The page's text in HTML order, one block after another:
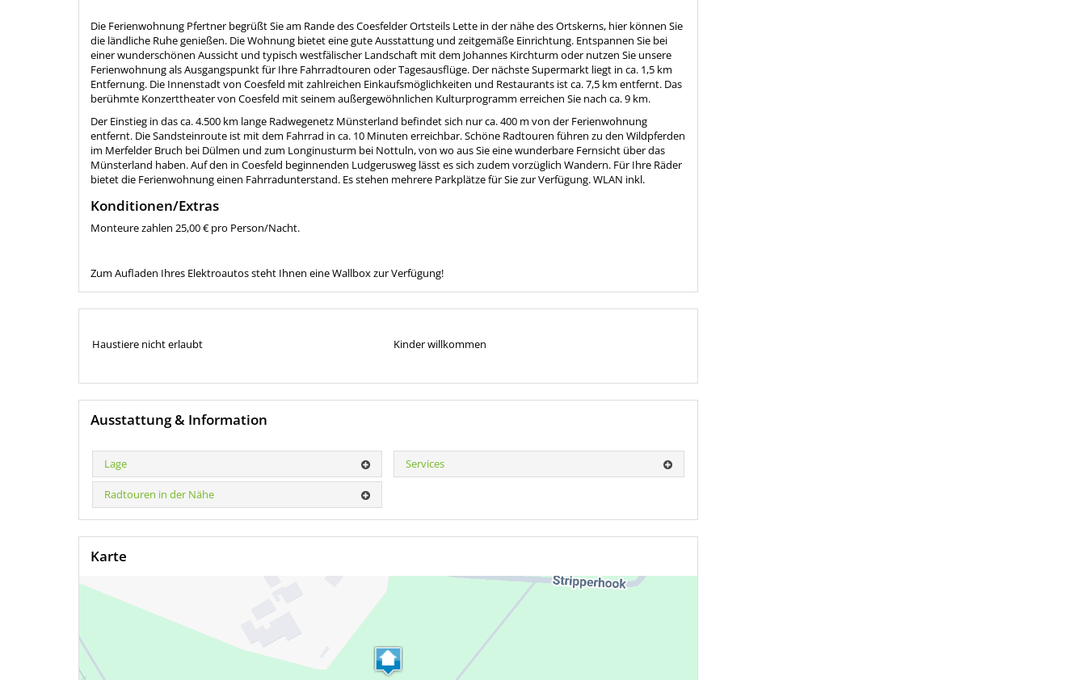
Die Ferienwohnung Pfertner begrüßt Sie am Rande des Coesfelder Ortsteils Lette in der nähe des Ortskerns, hier können Sie
die ländliche Ruhe genießen. Die Wohnung bietet eine gute Ausstattung und zeitgemäße Einrichtung. Entspannen Sie bei
einer wunderschönen Aussicht und typisch westfälischer Landschaft mit dem Johannes Kirchturm oder nutzen Sie unsere
Ferienwohnung als Ausgangspunkt für Ihre Fahrradtouren oder Tagesausflüge. Der nächste Supermarkt liegt in ca. 1,5 km
Entfernung. Die Innenstadt von Coesfeld mit zahlreichen Einkaufsmöglichkeiten und Restaurants ist ca. 7,5 km entfernt. Das
berühmte Konzerttheater von Coesfeld mit seinem außergewöhnlichen Kulturprogramm erreichen Sie nach ca. 9 km.
Der Einstieg in das ca. 4.500 km lange Radwegenetz Münsterland befindet sich nur ca. 400 m von der Ferienwohnung
entfernt. Die Sandsteinroute ist mit dem Fahrrad in ca. 10 Minuten erreichbar. Schöne Radtouren führen zu den Wildpferden
im Merfelder Bruch bei Dülmen und zum Longinusturm bei Nottuln, von wo aus Sie eine wunderbare Fernsicht über das
Münsterland haben. Auf den in Coesfeld beginnenden Ludgerusweg lässt es sich zudem vorzüglich Wandern. Für Ihre Räder
bietet die Ferienwohnung einen Fahrradunterstand. Es stehen mehrere Parkplätze für Sie zur Verfügung. WLAN inkl.
Konditionen/Extras
Monteure zahlen 25,00 € pro Person/Nacht.
Zum Aufladen Ihres Elektroautos steht Ihnen eine Wallbox zur Verfügung!
Haustiere nicht erlaubt Kinder willkommen
Ausstattung & Information
Lage Services
Radtouren in der Nähe
Karte